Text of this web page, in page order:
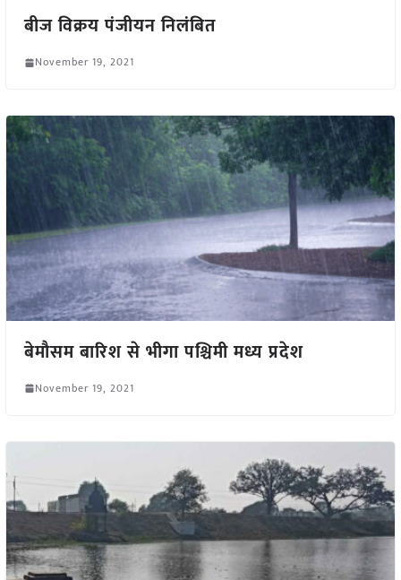
बीज विक्रय पंजीयन निलंबित
November 19, 2021
बेमौसम बारिश से भीगा पश्चिमी मध्य प्रदेश
November 19, 2021